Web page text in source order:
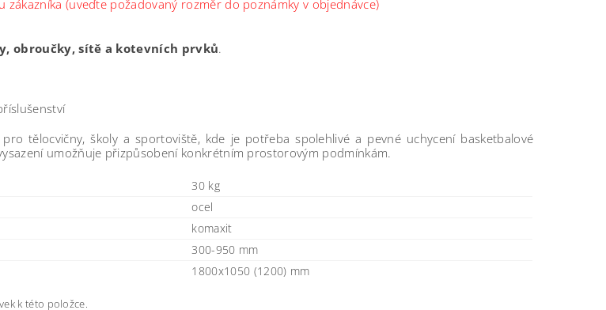
zákazníka (uveďte požadovaný rozměr do poznámky v objednávce)
obroučky, sítě a kotevních prvků.
tělocvičny, školy a sportoviště, kde je potřeba spolehlivé a pevné uchycení basketbalové
umožňuje přizpůsobení konkrétním prostorovým podmínkám.
30 kg
ocel
komaxit
300-950 mm
1800x1050 (1200) mm
k této položce.